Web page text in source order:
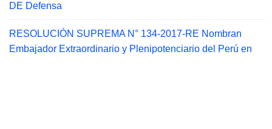
DE Defensa
RESOLUCIÓN SUPREMA N° 134-2017-RE Nombran
Embajador Extraordinario y Plenipotenciario del Perú en